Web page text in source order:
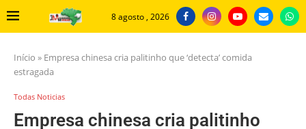
8 agosto , 2026
Início » Empresa chinesa cria palitinho que ‘detecta’ comida
estragada
Todas Noticias
Empresa chinesa cria palitinho